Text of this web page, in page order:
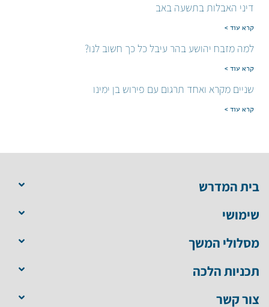
דיני האבלות בתשעה באב
קרא עוד >
למה מזבח יהושע בהר עיבל כל כך חשוב לנו?
קרא עוד >
שניים מקרא ואחד תרגום עם פירוש בן ימינו
קרא עוד >
בית המדרש
שימושי
מסלולי המשך
תכניות הלכה
צור קשר